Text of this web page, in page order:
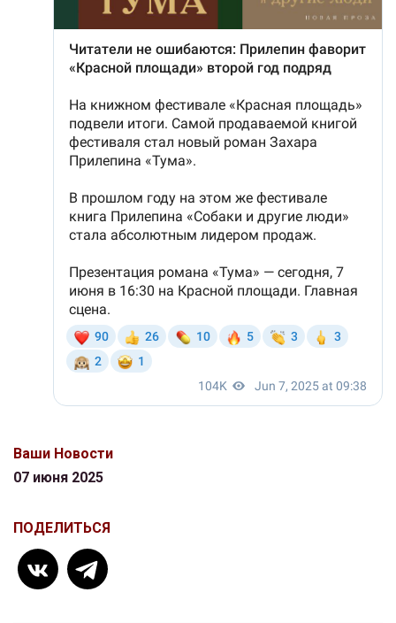
Ваши Новости
07 июня 2025
ПОДЕЛИТЬСЯ